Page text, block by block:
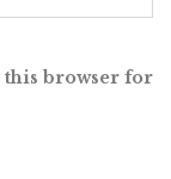
this browser for